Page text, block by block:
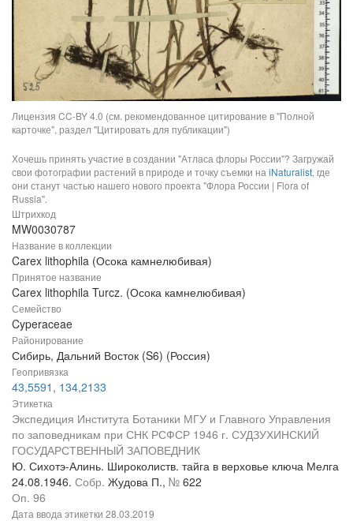
Лицензия CC-BY 4.0 (см. рекомендованное цитирование в "Полной
карточке", раздел "Цитировать для публикации")
Хочешь принять участие в создании "Атласа флоры России"? Загружай
свои фотографии растений в природе и точку съемки на iNaturalist, где
они станут частью нашего нового проекта "Флора России | Flora of
Russia".
Штрихкод
MW0030787
Название в коллекции
Carex lithophila (Осока камнелюбивая)
Принятое название
Carex lithophila Turcz. (Осока камнелюбивая)
Семейство
Cyperaceae
Районирование
Сибирь, Дальний Восток (S6) (Россия)
Геопривязка
43,5591, 134,2133
Этикетка
Экспедиция Института Ботаники МГУ и Главного Управления
по заповедникам при СНК РСФСР 1946 г. СУДЗУХИНСКИЙ
ГОСУДАРСТВЕННЫЙ ЗАПОВЕДНИК
Ю. Сихотэ-Алинь. Широколиств. тайга в верховье ключа Мелга
24.08.1946. Собр. Жудова П., № 622
Оп. 96
Дата ввода этикетки 28.03.2019